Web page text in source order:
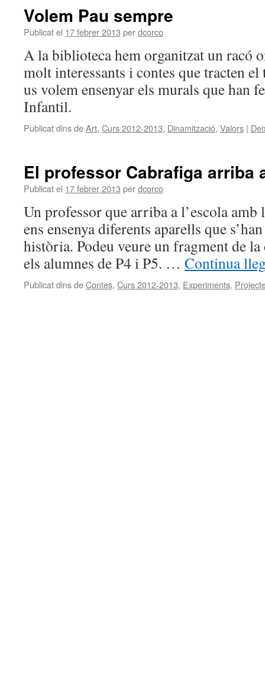
Volem Pau sempre
Publicat el 17 febrer 2013 perdcorco
A la biblioteca hem organitzat un racó
molt interessants i contes que tracten el
us volem ensenyar els murals que han
Infantil.
Publicat dins deArt, Curs 2012-2013, Dinamització, Valors |
El professor Cabrafiga arriba
Publicat el 17 febrer 2013 perdcorco
Un professor que arriba a l’escola
ens ensenya diferents aparells que
història. Podeu veure un fragment de
els alumnes de P4 i P5. … Continua
Publicat dins deContes, Curs 2012-2013, Experiments,